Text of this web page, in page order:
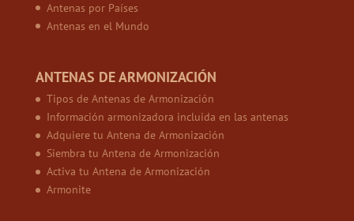
Antenas por Países
Antenas en el Mundo
ANTENAS DE ARMONIZACIÓN
Tipos de Antenas de Armonización
Información armonizadora incluida en las antenas
Adquiere tu Antena de Armonización
Siembra tu Antena de Armonización
Activa tu Antena de Armonización
Armonite